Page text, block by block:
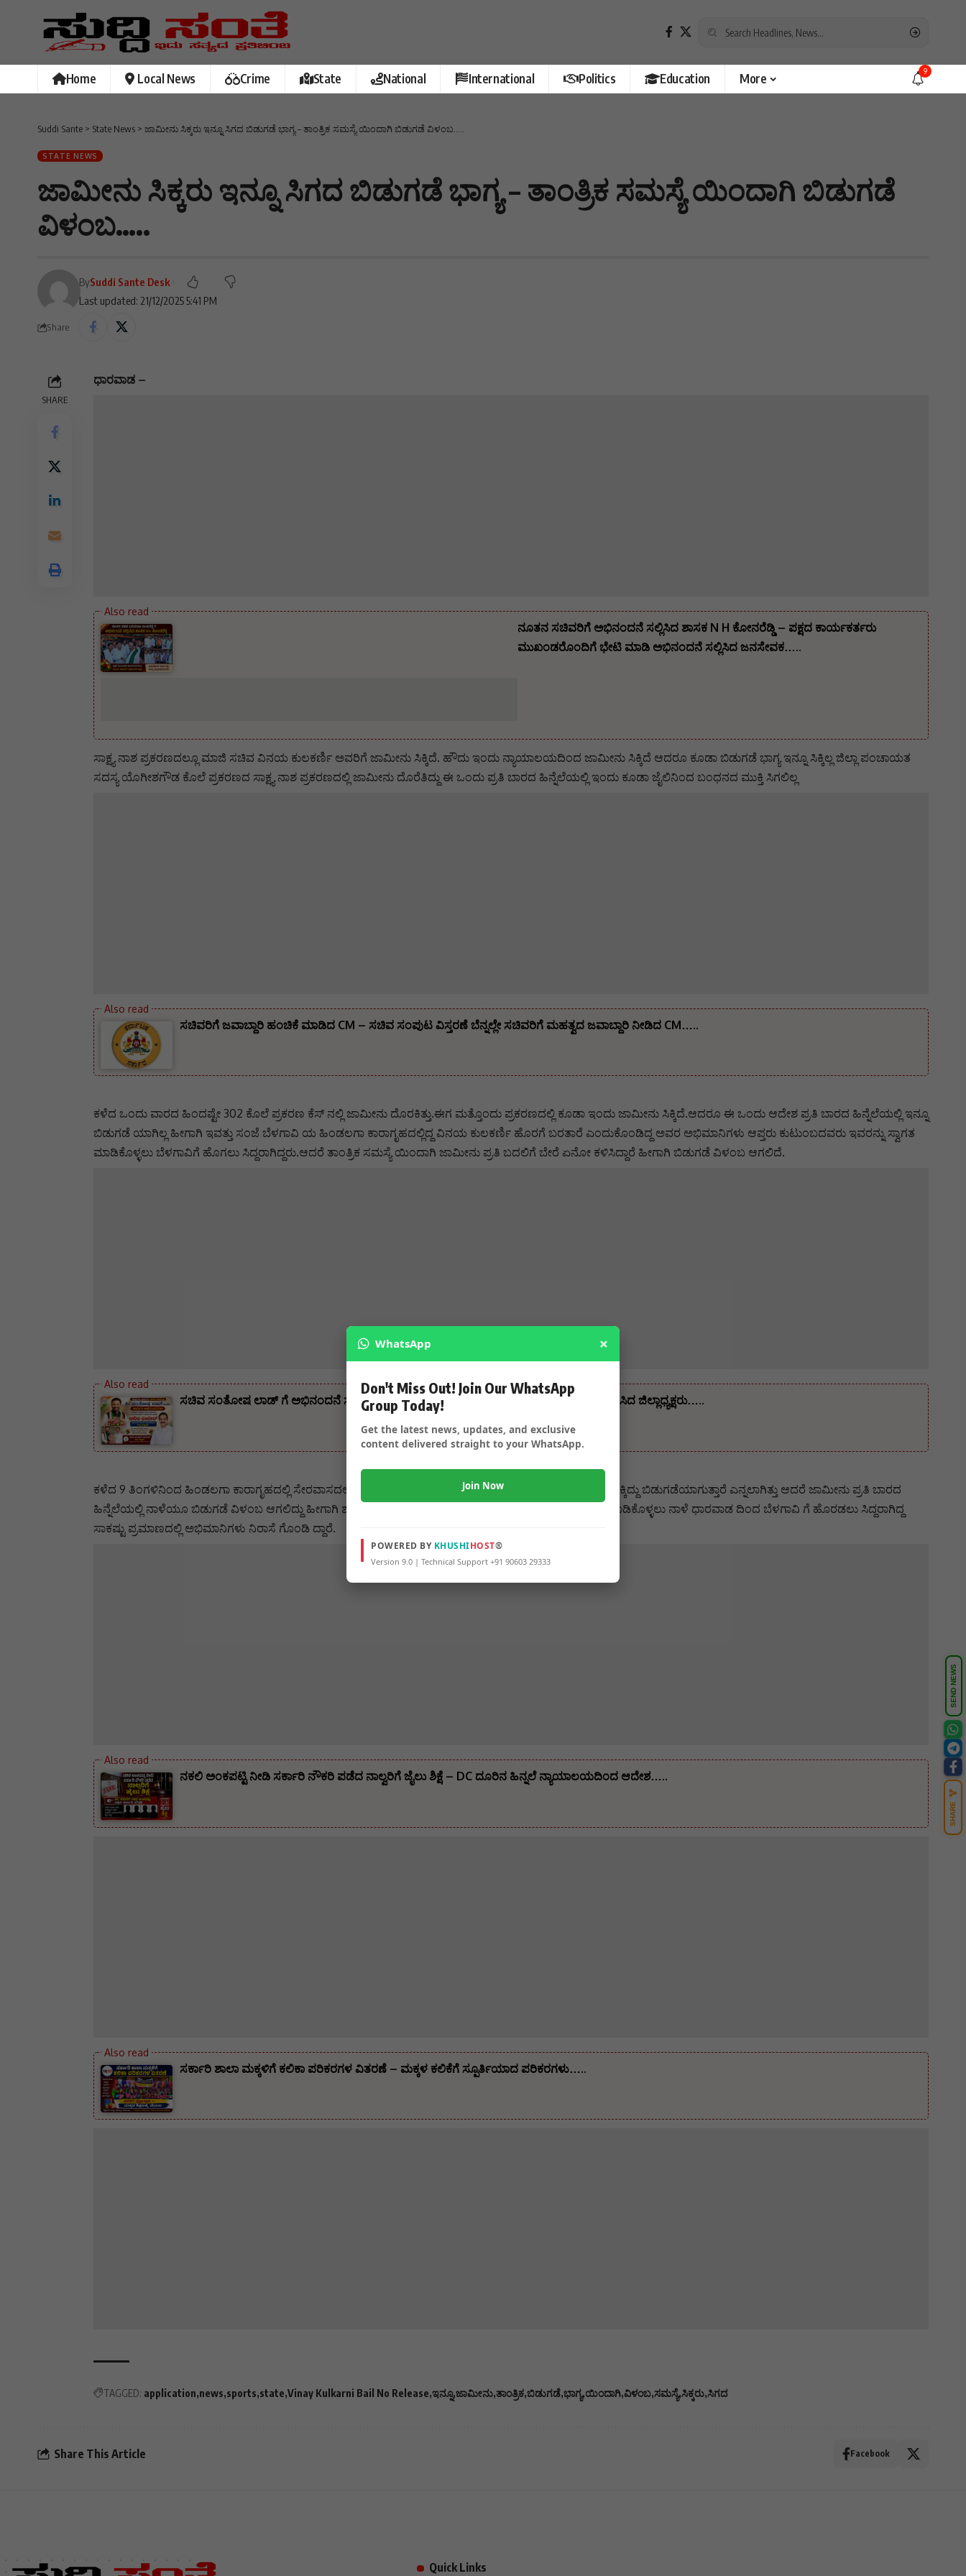
Home Local News Crime State National International Politics Education More 9
Suddi Sante > State News > ಜಾಮೀನು ಸಿಕ್ಕರು ಇನ್ನೂ ಸಿಗದ ಬಿಡುಗಡೆ ಭಾಗ್ಯ – ತಾಂತ್ರಿಕ ಸಮಸ್ಯೆ ಯಿಂದಾಗಿ ಬಿಡುಗಡೆ ವಿಳಂಬ…..
STATE NEWS
ಜಾಮೀನು ಸಿಕ್ಕರು ಇನ್ನೂ ಸಿಗದ ಬಿಡುಗಡೆ ಭಾಗ್ಯ – ತಾಂತ್ರಿಕ ಸಮಸ್ಯೆ ಯಿಂದಾಗಿ ಬಿಡುಗಡೆ
ವಿಳಂಬ…..
Last updated: 21/12/2025 5:41 PM
BySuddi Sante Desk
Share
SHARE
ಧಾರವಾಡ –
ನೂತನ ಸಚಿವರಿಗೆ ಅಭಿನಂದನೆ ಸಲ್ಲಿಸಿದ ಶಾಸಕ N H ಕೋನರೆಡ್ಡಿ – ಪಕ್ಷದ ಕಾರ್ಯಕರ್ತರು
ಮುಖಂಡರೊಂದಿಗೆ ಭೇಟಿ ಮಾಡಿ ಅಭಿನಂದನೆ ಸಲ್ಲಿಸಿದ ಜನಸೇವಕ…..
ಸಾಕ್ಷ್ಯ ನಾಶ ಪ್ರಕರಣದಲ್ಲೂ ಮಾಜಿ ಸಚಿವ ವಿನಯ ಕುಲಕರ್ಣಿ ಅವರಿಗೆ ಜಾಮೀನು ಸಿಕ್ಕಿದೆ‌. ಹೌದು ಇಂದು ನ್ಯಾಯಾಲಯದಿಂದ ಜಾಮೀನು ಸಿಕ್ಕಿದೆ ಆದರೂ ಕೂಡಾ ಬಿಡುಗಡೆ ಭಾಗ್ಯ ಇನ್ನೂ ಸಿಕ್ಕಿಲ್ಲ‌ ಜಿಲ್ಲಾ ಪಂಚಾಯತ
ಸದಸ್ಯ ಯೊಗೀಶಗೌಡ ಕೊಲೆ ಪ್ರಕರಣದ ಸಾಕ್ಷ್ಯ ನಾಶ ಪ್ರಕರಣದಲ್ಲಿ ಜಾಮೀನು ದೊರೆತಿದ್ದು ಈ ಒಂದು ಪ್ರತಿ ಬಾರದ ಹಿನ್ನೆಲೆಯಲ್ಲಿ ಇಂದು ಕೂಡಾ ಜೈಲಿನಿಂದ ಬಂಧನದ ಮುಕ್ತಿ ಸಿಗಲಿಲ್ಲ
ಸಚಿವರಿಗೆ ಜವಾಬ್ದಾರಿ ಹಂಚಿಕೆ ಮಾಡಿದ CM – ಸಚಿವ ಸಂಪುಟ ವಿಸ್ತರಣೆ ಬೆನ್ನಲ್ಲೇ ಸಚಿವರಿಗೆ ಮಹತ್ವದ ಜವಾಬ್ದಾರಿ ನೀಡಿದ CM…..
ಕಳೆದ ಒಂದು ವಾರದ ಹಿಂದಷ್ಟೇ 302 ಕೊಲೆ ಪ್ರಕರಣ ಕೆಸ್ ನಲ್ಲಿ ಜಾಮೀನು ದೊರಕಿತ್ತು.ಈಗ ಮತ್ತೊಂದು ಪ್ರಕರಣದಲ್ಲಿ ಕೂಡಾ ಇಂದು ಜಾಮೀನು ಸಿಕ್ಕಿದೆ.ಆದರೂ ಈ ಒಂದು ಆದೇಶ ಪ್ರತಿ ಬಾರದ ಹಿನ್ನೆಲೆಯಲ್ಲಿ ಇನ್ನೂ
ಬಿಡುಗಡೆ ಯಾಗಿಲ್ಲ ಹೀಗಾಗಿ ಇವತ್ತು ಸಂಜೆ ಬೆಳಗಾವಿ ಯ ಹಿಂಡಲಗಾ ಕಾರಾಗೃಹದಲ್ಲಿದ್ದ ವಿನಯ ಕುಲಕರ್ಣಿ ಹೊರಗೆ ಬರತಾರೆ ಎಂದುಕೊಂಡಿದ್ದ ಅವರ ಅಭಿಮಾನಿಗಳು ಆಪ್ತರು ಕುಟುಂಬದವರು ಇವರನ್ನು ಸ್ವಾಗತ
ಮಾಡಿಕೊಳ್ಳಲು ಬೆಳಗಾವಿಗೆ ಹೊಗಲು ಸಿದ್ದರಾಗಿದ್ದರು.ಆದರೆ ತಾಂತ್ರಿಕ ಸಮಸ್ಯೆ ಯಿಂದಾಗಿ ಜಾಮೀನು ಪ್ರತಿ ಬದಲಿಗೆ ಬೇರೆ ಏನೋ ಕಳಿಸಿದ್ದಾರೆ ಹೀಗಾಗಿ ಬಿಡುಗಡೆ ವಿಳಂಬ ಆಗಲಿದೆ.
ಸಚಿವ ಸಂತೋಷ ಲಾಡ್ ಗೆ ಅಭಿನಂದನೆ ಸಲ್ಲಿಸಿದ ಅನಿಲಕುಮಾರ್ ಪಾಟೀಲ್ – ಅಭಿನಂದನೆ ಸಲ್ಲಿಸಿ ಶುಭ ಹಾರೈಸಿದ ಜಿಲ್ಲಾಧ್ಯಕ್ಷರು…..
ಕಳೆದ 9 ತಿಂಗಳಿನಿಂದ ಹಿಂಡಲಗಾ ಕಾರಾಗೃಹದಲ್ಲಿ ಸೇರವಾಸದಲ್ಲಿದ್ದರು ಮಾಜಿ ಸಚಿವ ವಿನಯ ಕುಲಕರ್ಣಿ.ಇವತ್ತು ಏನೋ ಜಾಮೀನು ಸಿಕ್ಕಿದ್ದು ಬಿಡುಗಡೆಯಾಗುತ್ತಾರೆ ಎನ್ನಲಾಗಿತ್ತು ಆದರೆ ಜಾಮೀನು ಪ್ರತಿ ಬಾರದ
ಹಿನ್ನೆಲೆಯಲ್ಲಿ ನಾಳೆಯೂ ಬಿಡುಗಡೆ ವಿಳಂಬ ಆಗಲಿದ್ದು ಹೀಗಾಗಿ ಶನಿವಾರ ಹೊರಗೆ ಬರಲಿದ್ದಾರೆ ಎನ್ನಲಾಗಿದೆ.ಇನ್ನೂ ಇವರನ್ನು ಸ್ವಾಗತ ಮಾಡಿಕೊಳ್ಳಲು ನಾಳೆ ಧಾರವಾಡ ದಿಂದ ಬೆಳಗಾವಿ ಗೆ ಹೊರಡಲು ಸಿದ್ದರಾಗಿದ್ದ
ಸಾಕಷ್ಟು ಪ್ರಮಾಣದಲ್ಲಿ ಅಭಿಮಾನಿಗಳು ನಿರಾಸೆ ಗೊಂಡಿ ದ್ದಾರೆ‌.
ನಕಲಿ ಅಂಕಪಟ್ಟಿ ನೀಡಿ ಸರ್ಕಾರಿ ನೌಕರಿ ಪಡೆದ ನಾಲ್ವರಿಗೆ ಜೈಲು ಶಿಕ್ಷೆ – DC ದೂರಿನ ಹಿನ್ನಲೆ ನ್ಯಾಯಾಲಯದಿಂದ ಆದೇಶ…..
ಸರ್ಕಾರಿ ಶಾಲಾ ಮಕ್ಕಳಿಗೆ ಕಲಿಕಾ ಪರಿಕರಗಳ ವಿತರಣೆ – ಮಕ್ಕಳ ಕಲಿಕೆಗೆ ಸ್ಪೂರ್ತಿಯಾದ ಪರಿಕರಗಳು…..
TAGGED: application news sports state Vinay Kulkarni Bail No Release ಇನ್ನೂ ಜಾಮೀನು ತಾಂತ್ರಿಕ ಬಿಡುಗಡೆ ಭಾಗ್ಯ ಯಿಂದಾಗಿ ವಿಳಂಬ ಸಮಸ್ಯೆ ಸಿಕ್ಕರು ಸಿಗದ
Share This Article Facebook
Quick Links
SEND NEWS
SHARE
WhatsApp ×
Don't Miss Out! Join Our WhatsApp
Group Today!
Get the latest news, updates, and exclusive
content delivered straight to your WhatsApp.
Join Now
POWERED BY KHUSHIHOST®
Version 9.0 | Technical Support +91 90603 29333